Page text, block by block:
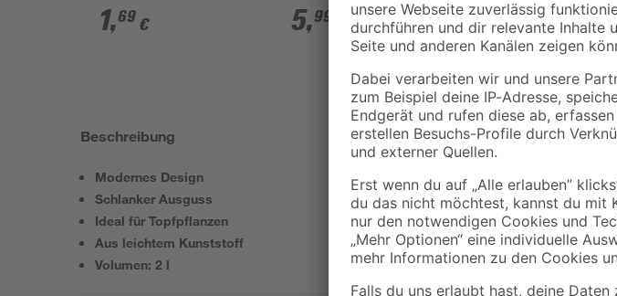
1,69 €
0,9 l
5,99 5,49€
Beschreibung
Modernes Design
Schlanker Ausguss
Ideal für Topfpflanzen
Aus leichtem Kunststoff
Volumen: 2 l